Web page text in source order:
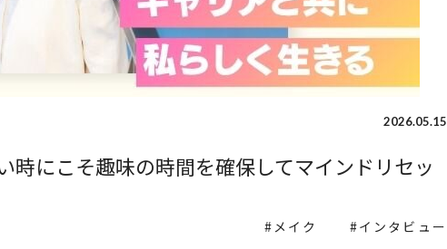
2026.05.15
時にこそ趣味の時間を確保してマインドリセッ
メイク インタビュー